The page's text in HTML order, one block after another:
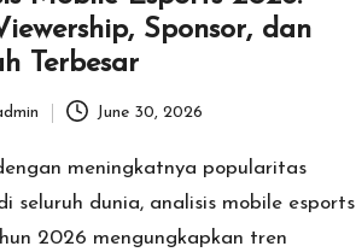
Sponsor, dan
Terbesar
June 30, 2026
meningkatnya popularitas
seluruh dunia, analisis mobile esports
2026 mengungkapkan tren